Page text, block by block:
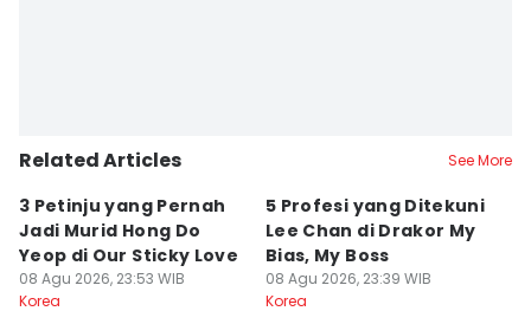
Related Articles See More
3 Petinju yang Pernah
Jadi Murid Hong Do
Yeop di Our Sticky Love
08 Agu 2026, 23:53 WIB
Korea
5 Profesi yang Ditekuni
Lee Chan di Drakor My
Bias, My Boss
08 Agu 2026, 23:39 WIB
Korea